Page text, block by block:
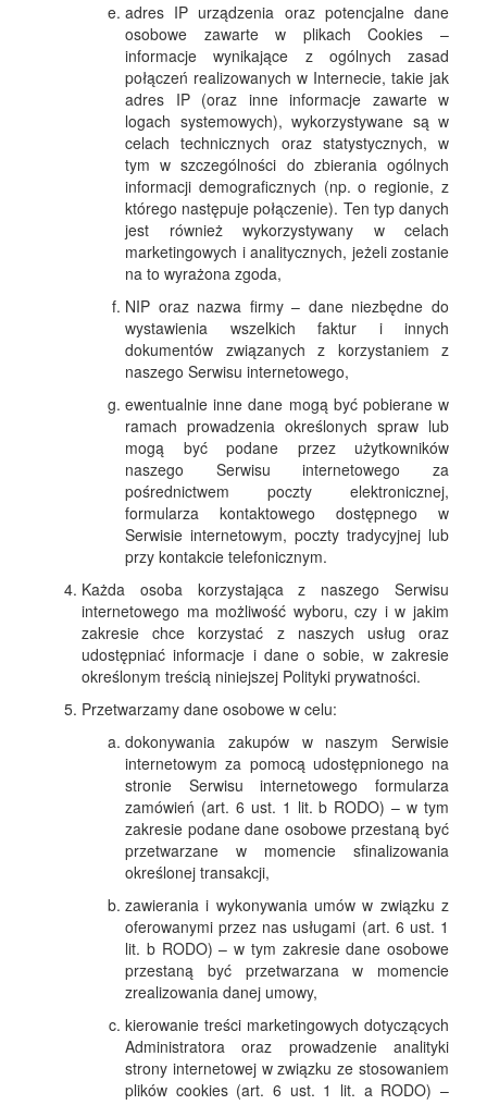
adres IP urządzenia oraz potencjalne dane
osobowe zawarte w plikach Cookies –
informacje wynikające z ogólnych zasad
połączeń realizowanych w Internecie, takie jak
adres IP (oraz inne informacje zawarte w
logach systemowych), wykorzystywane są w
celach technicznych oraz statystycznych, w
tym w szczególności do zbierania ogólnych
informacji demograficznych (np. o regionie, z
którego następuje połączenie). Ten typ danych
jest również wykorzystywany w celach
marketingowych i analitycznych, jeżeli zostanie
na to wyrażona zgoda,
NIP oraz nazwa firmy – dane niezbędne do
wystawienia wszelkich faktur i innych
dokumentów związanych z korzystaniem z
naszego Serwisu internetowego,
ewentualnie inne dane mogą być pobierane w
ramach prowadzenia określonych spraw lub
mogą być podane przez użytkowników
naszego Serwisu internetowego za
pośrednictwem poczty elektronicznej,
formularza kontaktowego dostępnego w
Serwisie internetowym, poczty tradycyjnej lub
przy kontakcie telefonicznym.
Każda osoba korzystająca z naszego Serwisu
internetowego ma możliwość wyboru, czy i w jakim
zakresie chce korzystać z naszych usług oraz
udostępniać informacje i dane o sobie, w zakresie
określonym treścią niniejszej Polityki prywatności.
Przetwarzamy dane osobowe w celu:
dokonywania zakupów w naszym Serwisie
internetowym za pomocą udostępnionego na
stronie Serwisu internetowego formularza
zamówień (art. 6 ust. 1 lit. b RODO) – w tym
zakresie podane dane osobowe przestaną być
przetwarzane w momencie sfinalizowania
określonej transakcji,
zawierania i wykonywania umów w związku z
oferowanymi przez nas usługami (art. 6 ust. 1
lit. b RODO) – w tym zakresie dane osobowe
przestaną być przetwarzana w momencie
zrealizowania danej umowy,
kierowanie treści marketingowych dotyczących
Administratora oraz prowadzenie analityki
strony internetowej w związku ze stosowaniem
plików cookies (art. 6 ust. 1 lit. a RODO) –